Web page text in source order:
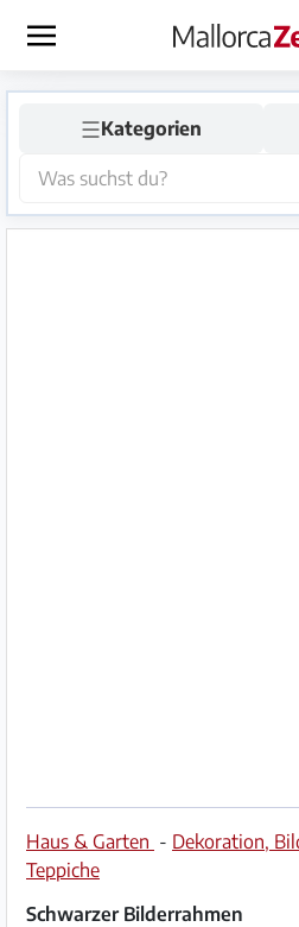
×
Startseite
Anzeige
aufgeben
Hilfe
&
☰Kategorien
Haus & Garten - Dekoration,
Teppiche
Schwarzer Bilderrahmen